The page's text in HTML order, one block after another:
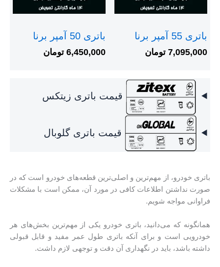
باتری 55 آمپر برنا
7,095,000 تومان
باتری 50 آمپر برنا
6,450,000 تومان
قیمت باتری زیتکس
قیمت باتری گلوبال
باتری خودرو، از مهم‌ترین و اصلی‌ترین قطعه‌های خودرو است که در
صورت نداشتن اطلاعات کافی در مورد آن، ممکن است با مشکلات
فراوانی مواجه شویم.
همانگونه که می‌دانید، باتری خودرو یکی از مهم‌ترین بخش‌های هر
خودرویی است و برای آنکه باتری طول عمر مفید و قابل قبولی
داشته باشد، باید در نگهداری آن دقت و توجهی لازم داشت.